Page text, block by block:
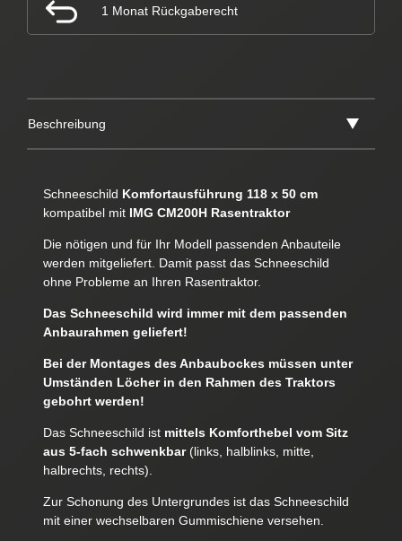
1 Monat Rückgaberecht
Beschreibung
Schneeschild Komfortausführung 118 x 50 cm
kompatibel mit IMG CM200H Rasentraktor
Die nötigen und für Ihr Modell passenden Anbauteile
werden mitgeliefert. Damit passt das Schneeschild
ohne Probleme an Ihren Rasentraktor.
Das Schneeschild wird immer mit dem passenden
Anbaurahmen geliefert!
Bei der Montages des Anbaubockes müssen unter
Umständen Löcher in den Rahmen des Traktors
gebohrt werden!
Das Schneeschild ist mittels Komforthebel vom Sitz
aus 5-fach schwenkbar(links, halblinks, mitte,
halbrechts, rechts).
Zur Schonung des Untergrundes ist das Schneeschild
mit einer wechselbaren Gummischiene versehen.